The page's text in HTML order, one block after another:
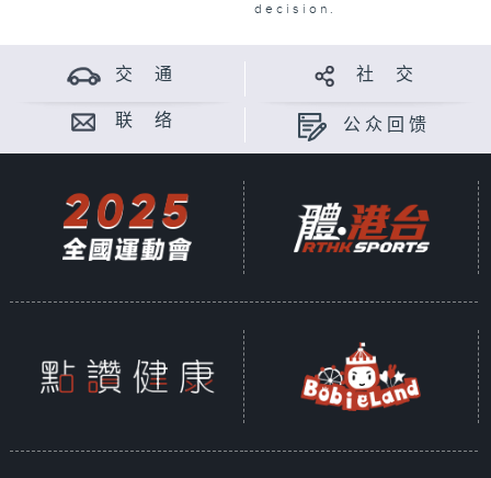
decision.
交 通 社 交
联 络 公众回馈